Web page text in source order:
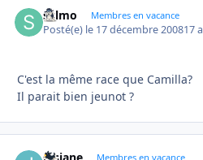
sylmo Membres en vacance
Posté(e) le 17 décembre 200817 a
C'est la même race que Camilla?
Il parait bien jeunot ?
josiane Membres en vacance